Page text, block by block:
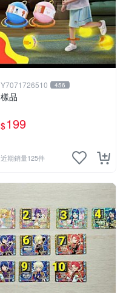
Y7071726510 456
樣品
$199
近期銷量125件